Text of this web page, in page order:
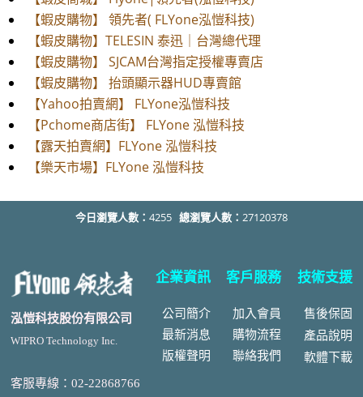
【蝦皮購物】 領先者( FLYone泓愷科技)
【蝦皮購物】TELESIN 泰迅｜台灣總代理
【蝦皮購物】 SJCAM台灣指定授權專賣店
【蝦皮購物】 抬頭顯示器HUD專賣館
【Yahoo拍賣網】 FLYone泓愷科技
【Pchome商店街】 FLYone 泓愷科技
【露天拍賣網】FLYone 泓愷科技
【樂天市場】FLYone 泓愷科技
今日瀏覽人數： 4255 總瀏覽人數： 27120378
泓愷科技股份有限公司
WIPRO Technology Inc.
客服專線：02-22868766
企業資訊
公司簡介
最新消息
版權聲明
客戶服務
加入會員
購物流程
聯絡我們
技術支援
售後保固
產品說明
軟體下載